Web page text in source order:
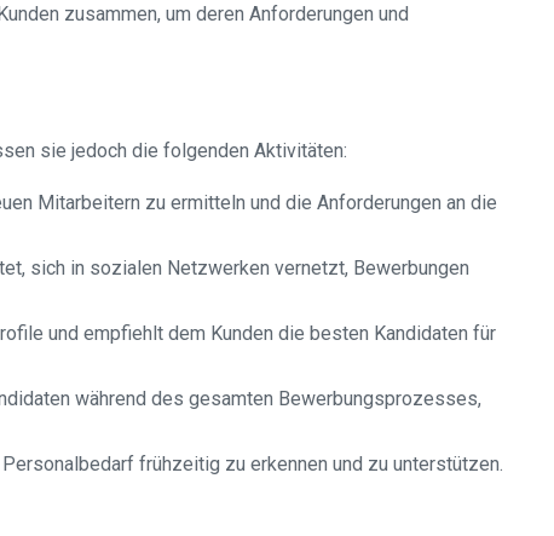
zusammen, um deren Anforderungen und
sie jedoch die folgenden Aktivitäten:
Mitarbeitern zu ermitteln und die Anforderungen an die
sich in sozialen Netzwerken vernetzt, Bewerbungen
und empfiehlt dem Kunden die besten Kandidaten für
während des gesamten Bewerbungsprozesses,
frühzeitig zu erkennen und zu unterstützen.